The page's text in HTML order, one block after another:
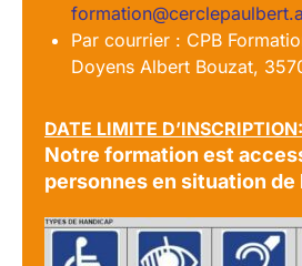
Par courrier : CPB
Doyens Albert Bouzat,
DATE LIMITE D’INSCRIPTION:
Notre formation est
personnes en situation de